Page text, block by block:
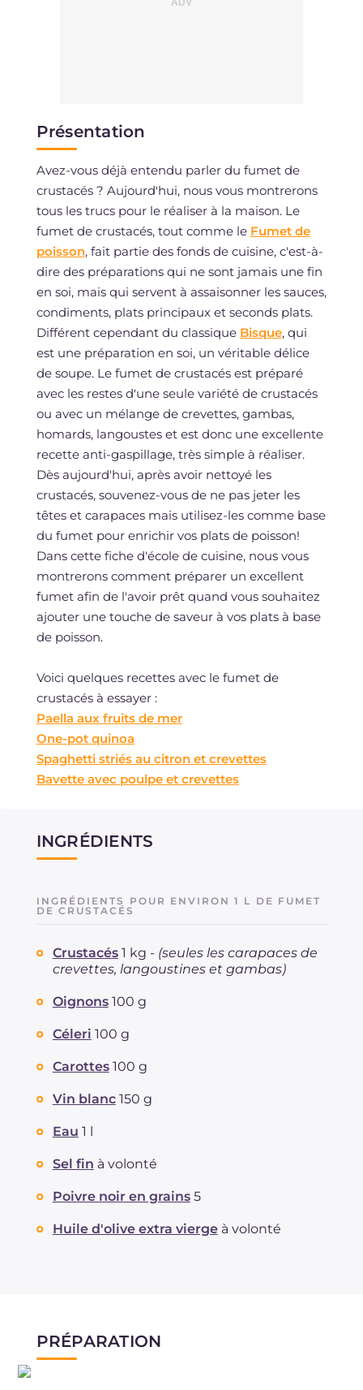
Présentation
Avez-vous déjà entendu parler du fumet de
crustacés ? Aujourd'hui, nous vous montrerons
tous les trucs pour le réaliser à la maison. Le
fumet de crustacés, tout comme le Fumet de
poisson, fait partie des fonds de cuisine, c'est-à-
dire des préparations qui ne sont jamais une fin
en soi, mais qui servent à assaisonner les sauces,
condiments, plats principaux et seconds plats.
Différent cependant du classique Bisque, qui
est une préparation en soi, un véritable délice
de soupe. Le fumet de crustacés est préparé
avec les restes d'une seule variété de crustacés
ou avec un mélange de crevettes, gambas,
homards, langoustes et est donc une excellente
recette anti-gaspillage, très simple à réaliser.
Dès aujourd'hui, après avoir nettoyé les
crustacés, souvenez-vous de ne pas jeter les
têtes et carapaces mais utilisez-les comme base
du fumet pour enrichir vos plats de poisson!
Dans cette fiche d'école de cuisine, nous vous
montrerons comment préparer un excellent
fumet afin de l'avoir prêt quand vous souhaitez
ajouter une touche de saveur à vos plats à base
de poisson.
Voici quelques recettes avec le fumet de
crustacés à essayer :
Paella aux fruits de mer
One-pot quinoa
Spaghetti striés au citron et crevettes
Bavette avec poulpe et crevettes
INGRÉDIENTS
INGRÉDIENTS POUR ENVIRON 1 L DE FUMET
DE CRUSTACÉS
Crustacés 1 kg - (seules les carapaces de
crevettes, langoustines et gambas)
Oignons 100 g
Céleri 100 g
Carottes 100 g
Vin blanc 150 g
Eau 1 l
Sel fin à volonté
Poivre noir en grains 5
Huile d'olive extra vierge à volonté
PRÉPARATION